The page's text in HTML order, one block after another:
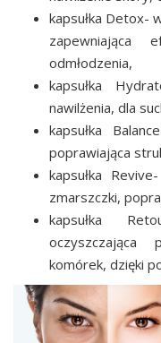
kapsułka Detox-
zapewniająca
odmłodzenia,
kapsułka
nawilżenia, dla
kapsułka
poprawiająca
kapsułka
zmarszczki,
kapsułka
komórek, dzięki